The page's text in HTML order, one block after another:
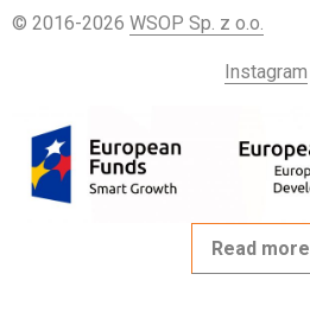
© 2016-2026 WSOP Sp. z o.o.
Instagram
Read more